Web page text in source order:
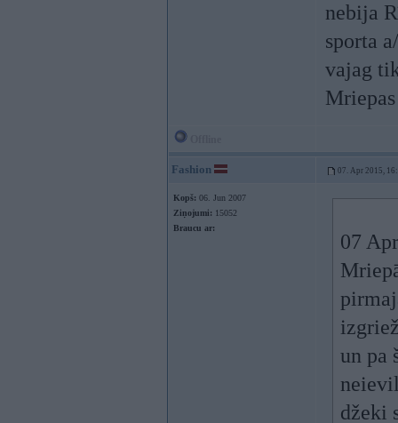
nebija
sporta
vajag
Fashion 07. Apr 2015,
Kopš: 06. Jun 2007
Ziņojumi: 15052
Braucu ar:
07
un pa
džeki